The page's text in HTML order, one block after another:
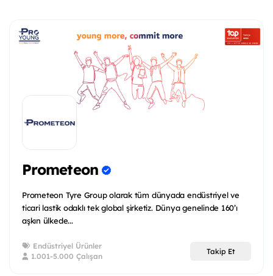
Prometeon
Prometeon Tyre Group olarak tüm dünyada endüstriyel ve
ticari lastik odaklı tek global şirketiz. Dünya genelinde 160’ı
aşkın ülkede...
Endüstriyel Ürünler
1.001-5.000 Çalışan
Takip Et